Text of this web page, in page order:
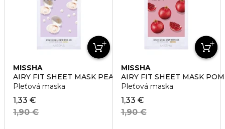
MISSHA
AIRY FIT SHEET MASK PEARL
Pleťová maska
1,33 €
1,90 €
MISSHA
AIRY FIT SHEET MASK
Pleťová maska
1,33 €
1,90 €